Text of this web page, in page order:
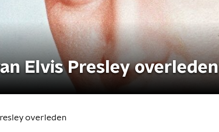
Elvis Presley overleden
overleden